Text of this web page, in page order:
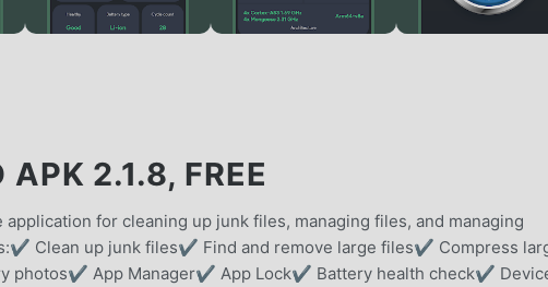
2.1.8, FREE
for cleaning up junk files, managing files, and managing
Clean up junk files✔️ Find and remove large files✔️ Compress
photos✔️ App Manager✔️ App Lock✔️ Battery health check✔️